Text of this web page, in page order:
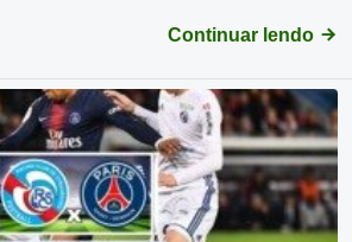
Continuar lendo